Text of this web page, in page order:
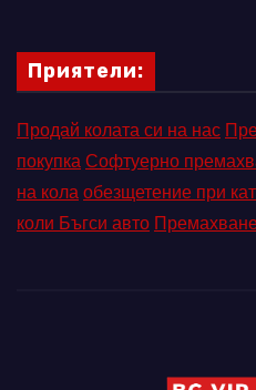
Приятели:
Продай колата си на нас
покупкаСофтуерно
на колаобезщетение при
коли Бъгси авто